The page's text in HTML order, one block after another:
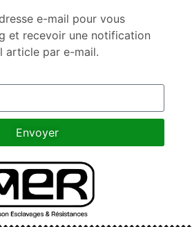
e-mail pour vous
et recevoir une notification
article par e-mail.
Envoyer